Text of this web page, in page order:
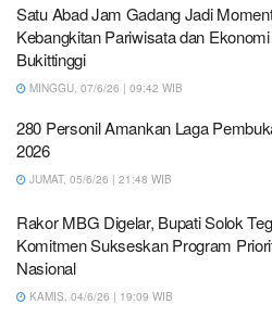
Satu Abad Jam Gadang Jadi
Kebangkitan Pariwisata dan
Bukittinggi
MINGGU, 07/6/26 | 09:42 WIB
280 Personil Amankan Laga
2026
JUMAT, 05/6/26 | 21:48 WIB
Rakor MBG Digelar, Bupati Solok
Komitmen Sukseskan Program
Nasional
KAMIS, 04/6/26 | 19:09 WIB